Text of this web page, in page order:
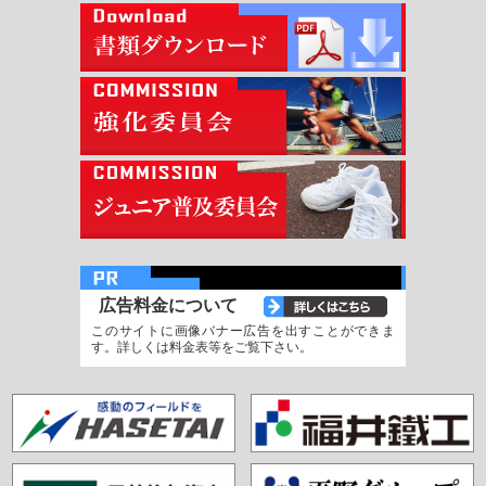
広告料金について
このサイトに画像バナー広告を出すことができま
す。詳しくは料金表等をご覧下さい。